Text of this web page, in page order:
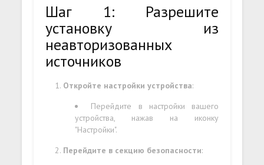
Шаг 1: Разрешите
установку из
неавторизованных
источников
Откройте настройки устройства:
Перейдите в настройки вашего
устройства, нажав на иконку
"Настройки".
Перейдите в секцию безопасности: